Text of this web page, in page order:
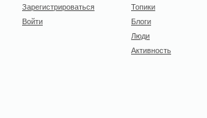
Зарегистрироваться
Войти
Топики
Блоги
Люди
Активность